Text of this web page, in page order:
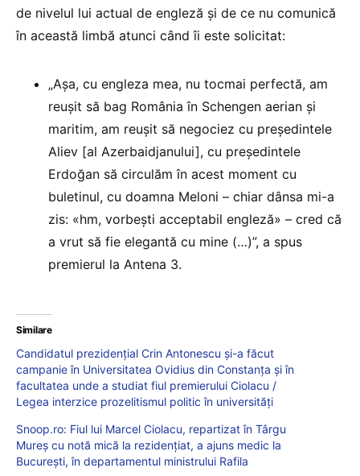
de nivelul lui actual de engleză și de ce nu comunică
în această limbă atunci când îi este solicitat:
„Așa, cu engleza mea, nu tocmai perfectă, am
reușit să bag România în Schengen aerian și
maritim, am reușit să negociez cu președintele
Aliev [al Azerbaidjanului], cu președintele
Erdoğan să circulăm în acest moment cu
buletinul, cu doamna Meloni – chiar dânsa mi-a
zis: «hm, vorbești acceptabil engleză» – cred că
a vrut să fie elegantă cu mine (…)”, a spus
premierul la Antena 3.
Similare
Candidatul prezidențial Crin Antonescu și-a făcut
campanie în Universitatea Ovidius din Constanța și în
facultatea unde a studiat fiul premierului Ciolacu /
Legea interzice prozelitismul politic în universități
Snoop.ro: Fiul lui Marcel Ciolacu, repartizat în Târgu
Mureș cu notă mică la rezidențiat, a ajuns medic la
București, în departamentul ministrului Rafila